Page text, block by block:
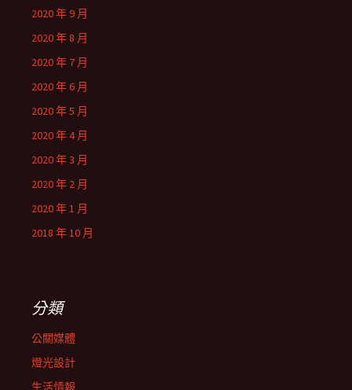
2020 年 9 月
2020 年 8 月
2020 年 7 月
2020 年 6 月
2020 年 5 月
2020 年 4 月
2020 年 3 月
2020 年 2 月
2020 年 1 月
2018 年 10 月
分類
公關媒體
燈光設計
生活情報